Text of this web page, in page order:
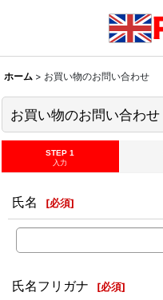
ホーム > お買い物のお問い合わせ
お買い物のお問い合わせ
STEP 1
入力
氏名 [必須]
氏名フリガナ [必須]